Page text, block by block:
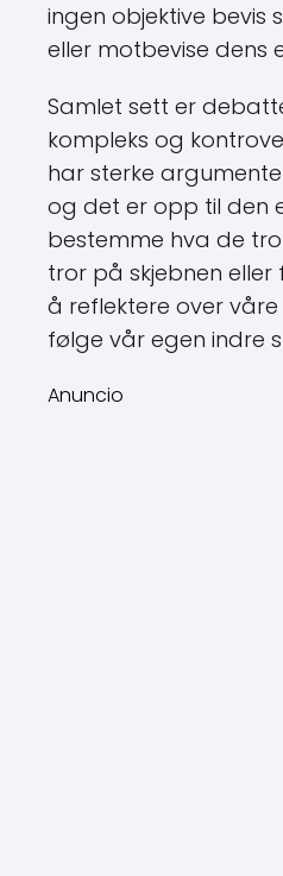
ingen objektive bevis
eller motbevise dens
Samlet sett er
kompleks og
har sterke
og det er opp til den
bestemme hva de
tror på skjebnen eller
å reflektere over
følge vår egen indre
Anuncio